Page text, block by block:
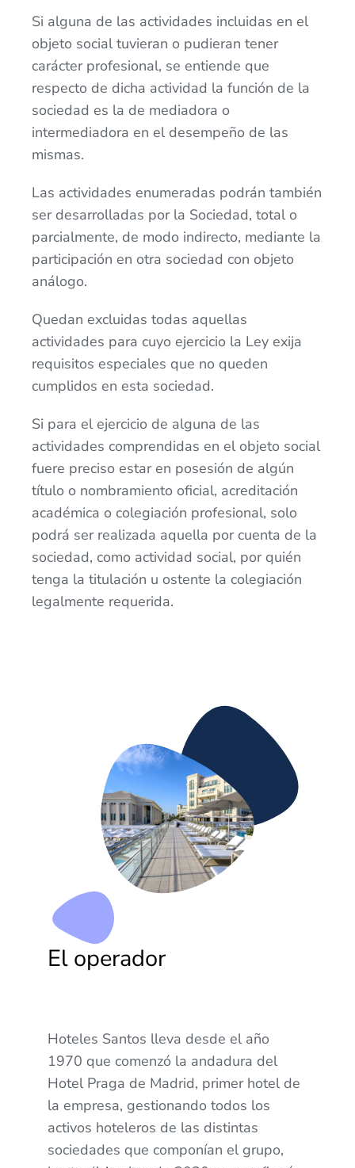
Si alguna de las actividades incluidas en el
objeto social tuvieran o pudieran tener
carácter profesional, se entiende que
respecto de dicha actividad la función de la
sociedad es la de mediadora o
intermediadora en el desempeño de las
mismas.
Las actividades enumeradas podrán también
ser desarrolladas por la Sociedad, total o
parcialmente, de modo indirecto, mediante la
participación en otra sociedad con objeto
análogo.
Quedan excluidas todas aquellas
actividades para cuyo ejercicio la Ley exija
requisitos especiales que no queden
cumplidos en esta sociedad.
Si para el ejercicio de alguna de las
actividades comprendidas en el objeto social
fuere preciso estar en posesión de algún
título o nombramiento oficial, acreditación
académica o colegiación profesional, solo
podrá ser realizada aquella por cuenta de la
sociedad, como actividad social, por quién
tenga la titulación u ostente la colegiación
legalmente requerida.
El operador
Hoteles Santos lleva desde el año
1970 que comenzó la andadura del
Hotel Praga de Madrid, primer hotel de
la empresa, gestionando todos los
activos hoteleros de las distintas
sociedades que componían el grupo,